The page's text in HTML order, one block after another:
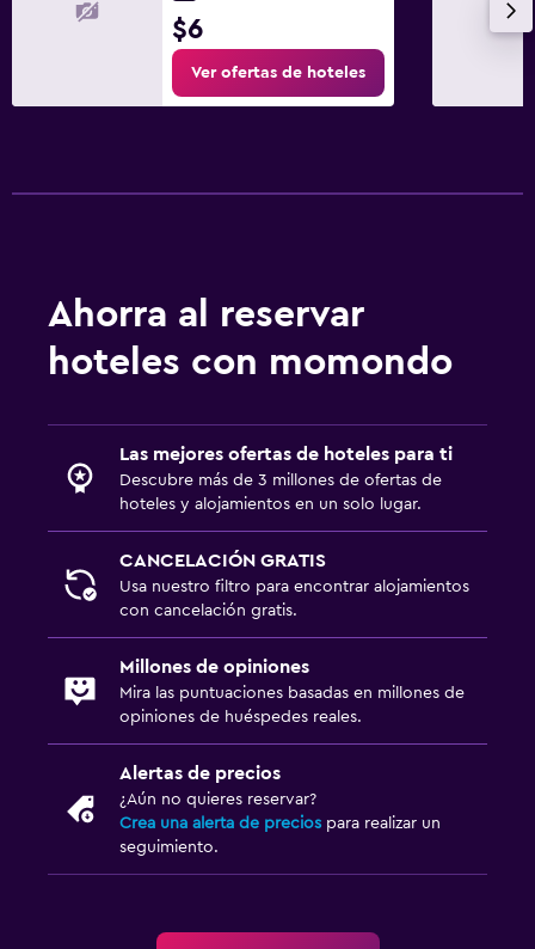
$6
Ver ofertas de hoteles
Ahorra al reservar
hoteles con momondo
Las mejores ofertas de hoteles para ti
Descubre más de 3 millones de ofertas de
hoteles y alojamientos en un solo lugar.
CANCELACIÓN GRATIS
Usa nuestro filtro para encontrar alojamientos
con cancelación gratis.
Millones de opiniones
Mira las puntuaciones basadas en millones de
opiniones de huéspedes reales.
Alertas de precios
¿Aún no quieres reservar?
Crea una alerta de precios para realizar un
seguimiento.